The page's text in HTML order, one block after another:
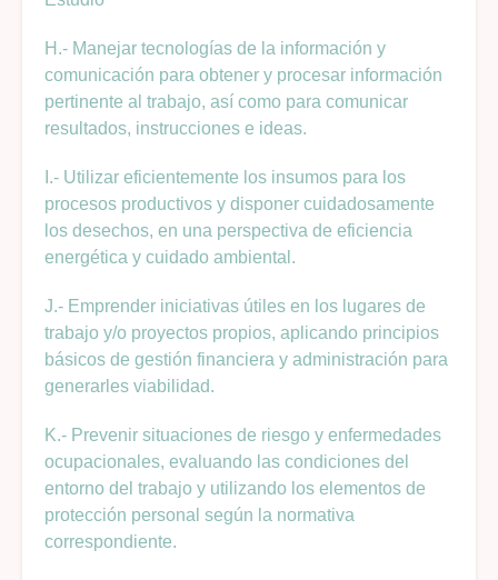
H.- Manejar tecnologías de la información y
comunicación para obtener y procesar información
pertinente al trabajo, así como para comunicar
resultados, instrucciones e ideas.
I.- Utilizar eficientemente los insumos para los
procesos productivos y disponer cuidadosamente
los desechos, en una perspectiva de eficiencia
energética y cuidado ambiental.
J.- Emprender iniciativas útiles en los lugares de
trabajo y/o proyectos propios, aplicando principios
básicos de gestión financiera y administración para
generarles viabilidad.
K.- Prevenir situaciones de riesgo y enfermedades
ocupacionales, evaluando las condiciones del
entorno del trabajo y utilizando los elementos de
protección personal según la normativa
correspondiente.